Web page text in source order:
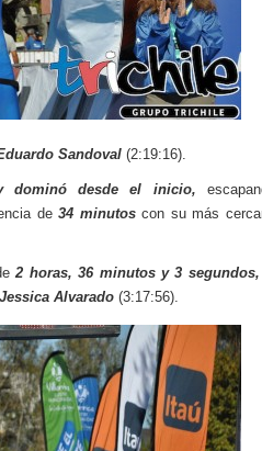
Sandoval (2:19:16).
dominó desde el inicio,
de34 minutoscon su más
2 horas, 36 minutos y 3 segundos,
Jessica Alvarado (3:17:56).